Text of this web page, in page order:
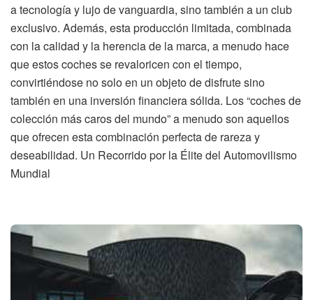
a tecnología y lujo de vanguardia, sino también a un club
exclusivo. Además, esta producción limitada, combinada
con la calidad y la herencia de la marca, a menudo hace
que estos coches se revaloricen con el tiempo,
convirtiéndose no solo en un objeto de disfrute sino
también en una inversión financiera sólida. Los “coches de
colección más caros del mundo” a menudo son aquellos
que ofrecen esta combinación perfecta de rareza y
deseabilidad. Un Recorrido por la Élite del Automovilismo
Mundial